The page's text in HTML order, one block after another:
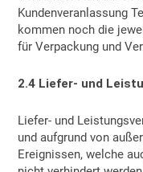
Kundenveranlassung
kommen noch die
für Verpackung und
2.4 Liefer- und
Liefer- und
und aufgrund von
Ereignissen, welche